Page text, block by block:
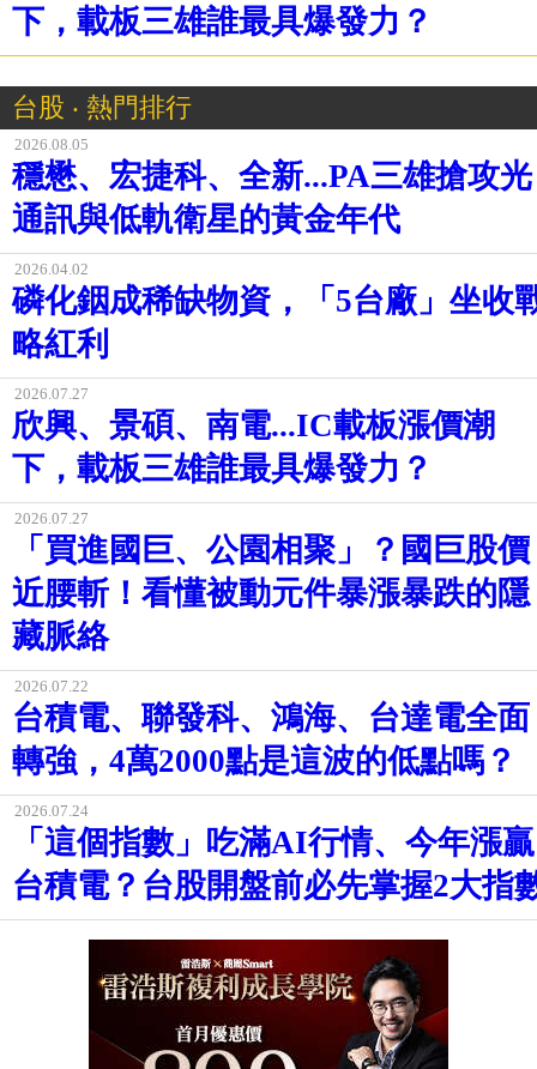
下，載板三雄誰最具爆發力？
台股 ‧ 熱門排行
2026.08.05
穩懋、宏捷科、全新...PA三雄搶攻光
通訊與低軌衛星的黃金年代
2026.04.02
磷化銦成稀缺物資，「5台廠」坐收
略紅利
2026.07.27
欣興、景碩、南電...IC載板漲價潮
下，載板三雄誰最具爆發力？
2026.07.27
「買進國巨、公園相聚」？國巨股價
近腰斬！看懂被動元件暴漲暴跌的隱
藏脈絡
2026.07.22
台積電、聯發科、鴻海、台達電全面
轉強，4萬2000點是這波的低點嗎？
2026.07.24
「這個指數」吃滿AI行情、今年漲贏
台積電？台股開盤前必先掌握2大指